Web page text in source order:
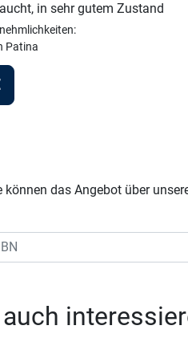
in sehr gutem Zustand
Patina
das Angebot über